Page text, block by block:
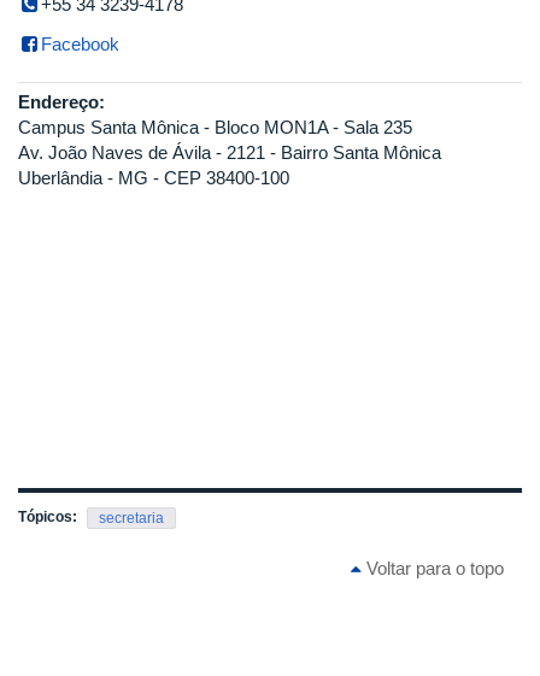
+55 34 3239-4178
Facebook
Endereço:
Campus Santa Mônica - Bloco MON1A - Sala 235
Av. João Naves de Ávila - 2121 - Bairro Santa Mônica
Uberlândia - MG - CEP 38400-100
Tópicos: secretaria
Voltar para o topo